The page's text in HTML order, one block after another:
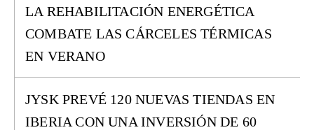
LA REHABILITACIÓN ENERGÉTICA
COMBATE LAS CÁRCELES TÉRMICAS
EN VERANO
JYSK PREVÉ 120 NUEVAS TIENDAS EN
IBERIA CON UNA INVERSIÓN DE 60